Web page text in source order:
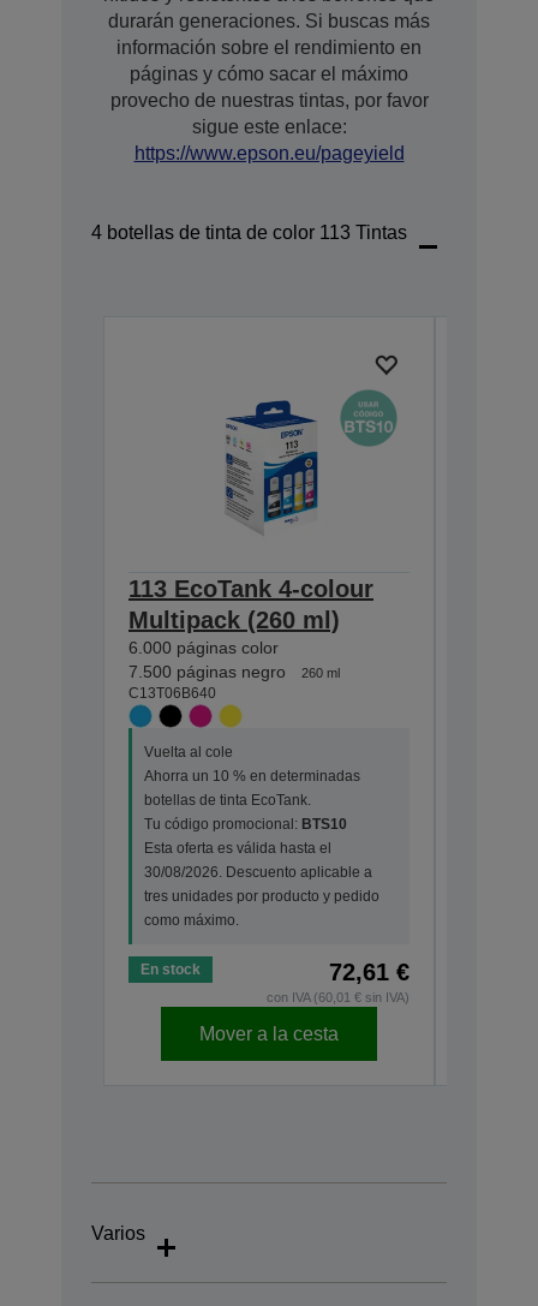
durarán generaciones. Si buscas más
información sobre el rendimiento en
páginas y cómo sacar el máximo
provecho de nuestras tintas, por favor
sigue este enlace:
https://www.epson.eu/pageyield
4 botellas de tinta de color 113 Tintas
113 EcoTank 4-colour
Multipack (260 ml)
6.000 páginas color
7.500 páginas negro
260 ml
C13T06B640
Vuelta al cole
Ahorra un 10 % en determinadas
botellas de tinta EcoTank.
Tu código promocional: BTS10
Esta oferta es válida hasta el
30/08/2026. Descuento aplicable a
tres unidades por producto y pedido
como máximo.
En stock 72,61 €
con IVA (60,01 € sin IVA)
Mover a la cesta
Varios